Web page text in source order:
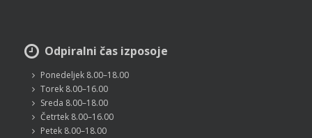
Odpiralni čas izposoje
Ponedeljek 8.00–18.00
Torek 8.00–16.00
Sreda 8.00–18.00
Četrtek 8.00–16.00
Petek 8.00–18.00